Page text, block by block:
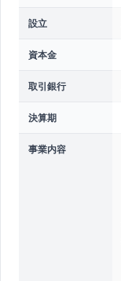
設立
資本金
取引銀行
決算期
事業内容